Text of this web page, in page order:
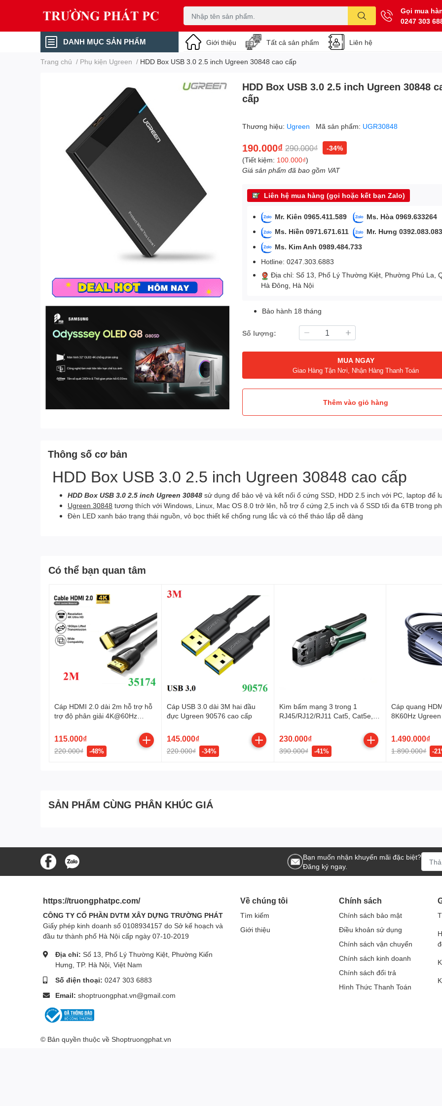
Gọi mua
0247 303
DANH MỤC SẢN PHẨM Giới thiệu Tất cả sản phẩm Liên hệ
Trang chủ / Phụ kiện Ugreen / HDD Box USB 3.0 2.5 inch Ugreen 30848 cao cấp
HDD Box USB 3.0 2.5 inch Ugreen 30848
cấp
Thương hiệu: Ugreen Mã sản phẩm: UGR30848
190.000₫ 290.000₫
-34%
(Tiết kiệm: 100.000₫)
Giá sản phẩm đã bao gồm VAT
Liên hệ mua hàng (gọi hoặc kết bạn Zalo)
Mr. Kiên 0965.411.589
Ms. Hòa 0969.633264
Ms. Hiền 0971.671.611
Mr. Hưng 0392.083.083
Ms. Kim Anh 0989.484.733
Hotline: 0247.303.6883
Địa chỉ: Số 13, Phố Lý Thường Kiệt, Phường Phú La,
Hà Đông, Hà Nội
Bảo hành 18 tháng
Số lượng:
MUA NGAY
Giao Hàng Tận Nơi, Nhận Hàng Thanh Toán
Thêm vào giỏ hàng
Thông số cơ bản
HDD Box USB 3.0 2.5 inch Ugreen 30848 cao cấp
HDD Box USB 3.0 2.5 inch Ugreen 30848 sử dụng để bảo vệ và kết nối ổ cứng SSD, HDD 2.5 inch với PC, laptop để
Ugreen 30848 tương thích với Windows, Linux, Mac OS 8.0 trở lên, hỗ trợ ổ cứng 2,5 inch và ổ SSD tối đa 6TB trong
Đèn LED xanh báo trạng thái nguồn, vỏ bọc thiết kế chống rung lắc và có thể tháo lắp dễ dàng
Có thể bạn quan tâm
Cáp HDMI 2.0 dài 2m hỗ trợ hỗ
trợ độ phân giải 4K@60Hz
115.000₫
220.000₫ -48%
Cáp USB 3.0 dài 3M hai đầu
đực Ugreen 90576 cao cấp
145.000₫
220.000₫ -34%
Kìm bấm mạng 3 trong 1
RJ45/RJ12/RJ11 Cat5, Cat5e,
230.000₫
390.000₫ -41%
Cáp quang
8K60Hz
1.490.000₫
1.890.000₫ -
SẢN PHẨM CÙNG PHÂN KHÚC GIÁ
Bạn muốn nhận khuyến mãi đặc biệt?
Đăng ký ngay.
https://truongphatpc.com/
CÔNG TY CỔ PHẦN DVTM XÂY DỰNG TRƯỜNG PHÁT
Giấy phép kinh doanh số 0108934157 do Sở kế hoạch và
đầu tư thành phố Hà Nội cấp ngày 07-10-2019
Địa chỉ: Số 13, Phố Lý Thường Kiệt, Phường Kiến
Hưng, TP. Hà Nội, Việt Nam
Số điện thoại: 0247 303 6883
Email: shoptruongphat.vn@gmail.com
Về chúng tôi
Tìm kiếm
Giới thiệu
Chính sách
Chính sách bảo mật
Điều khoản sử dụng
Chính sách vận chuyển
Chính sách kinh doanh
Chính sách đổi trả
Hình Thức Thanh Toán
© Bản quyền thuộc về Shoptruongphat.vn